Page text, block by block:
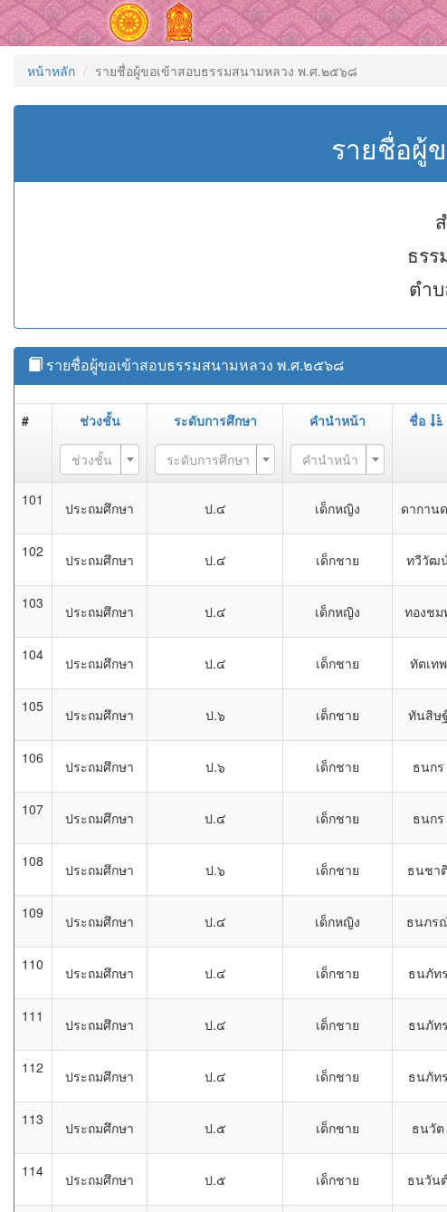
หน้าหลัก รายชื่อผู้ขอเข้าสอบธรรมสนามหลวง พ.ศ.๒๕๖๘
รายชื่อผู้
ธร
ตำ
รายชื่อผู้ขอเข้าสอบธรรมสนามหลวง พ.ศ.๒๕๖๘
# ช่วงชั้น ระดับการศึกษา คำนำหน้า ชื่อ
ช่วงชั้น ระดับการศึกษา คำนำหน้า
101 ประถมศึกษา ป.๔ เด็กหญิง ดากาน
102
ประถมศึกษา ป.๔ เด็กชาย ทวีวัฒ
103
ประถมศึกษา ป.๔ เด็กหญิง ทองชม
104
ประถมศึกษา ป.๔ เด็กชาย ทัตเทพ
105
ประถมศึกษา ป.๖ เด็กชาย ทันสิษฐ์
106
ประถมศึกษา ป.๖ เด็กชาย ธนกร
107
ประถมศึกษา ป.๔ เด็กชาย ธนกร
108
ประถมศึกษา ป.๖ เด็กชาย ธนชาติ
109
ประถมศึกษา ป.๔ เด็กหญิง ธนภร
110
ประถมศึกษา ป.๔ เด็กชาย ธนภัทร
111
ประถมศึกษา ป.๔ เด็กชาย ธนภัทร
112
ประถมศึกษา ป.๔ เด็กชาย ธนภัทร
113
ประถมศึกษา ป.๕ เด็กชาย ธนวัต
114
ประถมศึกษา ป.๕ เด็กชาย ธนวันต์